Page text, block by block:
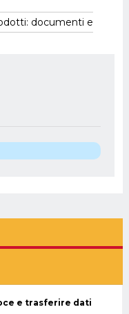
documenti e
e trasferire dati